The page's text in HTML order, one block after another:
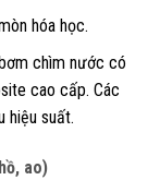
hóa học.
chìm nước có
cao cấp. Các
hiệu suất.
ao)